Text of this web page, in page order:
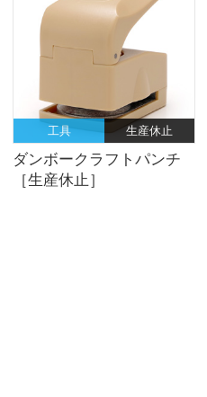
工具 生産休止
ダンボークラフトパンチ
［生産休止］